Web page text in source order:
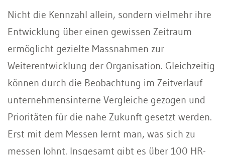
Nicht die Kennzahl allein, sondern vielmehr ihre
Entwicklung über einen gewissen Zeitraum
ermöglicht gezielte Massnahmen zur
Weiterentwicklung der Organisation. Gleichzeitig
können durch die Beobachtung im Zeitverlauf
unternehmensinterne Vergleiche gezogen und
Prioritäten für die nahe Zukunft gesetzt werden.
Erst mit dem Messen lernt man, was sich zu
messen lohnt. Insgesamt gibt es über 100 HR-